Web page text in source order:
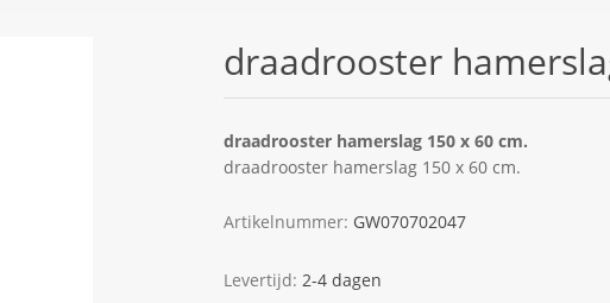
draadrooster
draadrooster hamerslag 150 x 60 cm.
draadrooster hamerslag 150 x 60 cm.
Artikelnummer: GW070702047
Levertijd: 2-4 dagen